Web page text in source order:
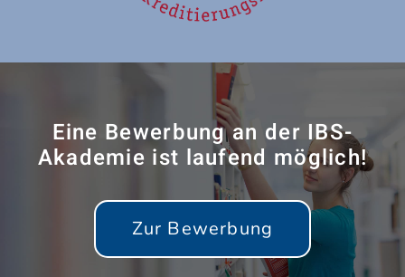
Eine Bewerbung an der IBS-
Akademie ist laufend möglich!
Zur Bewerbung